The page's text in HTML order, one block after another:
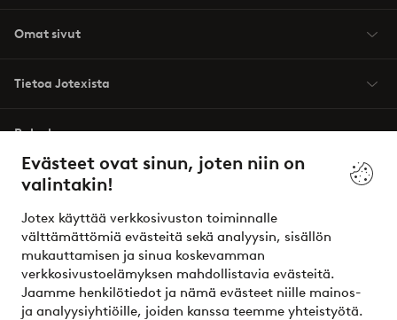
Evästeet ovat sinun, joten niin on
valintakin!
Jotex käyttää verkkosivuston toiminnalle
välttämättömiä evästeitä sekä analyysin, sisällön
mukauttamisen ja sinua koskevamman
verkkosivustoelämyksen mahdollistavia evästeitä.
Jaamme henkilötiedot ja nämä evästeet niille mainos-
ja analyysiyhtiöille, joiden kanssa teemme yhteistyötä.
Omat sivut
Tietoa Jotexista
Palvelumme
Ehdot
Ystävät
Turvalliset maksut – maksa nyt tai erissä